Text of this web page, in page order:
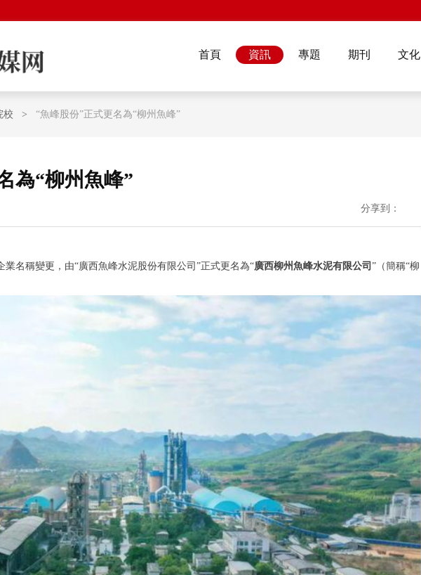
首頁 資訊 專題 期刊 文化
校 > “魚峰股份”正式更名為“柳州魚峰”
為“柳州魚峰”
分享到：
名稱變更，由“廣西魚峰水泥股份有限公司”正式更名為“廣西柳州魚峰水泥有限公司 ”（簡稱“柳